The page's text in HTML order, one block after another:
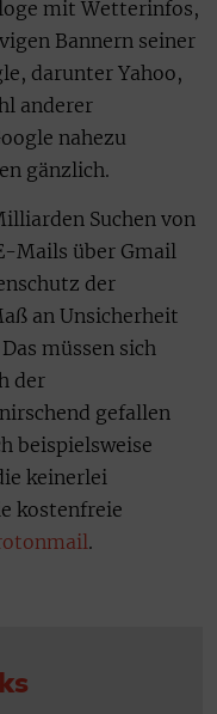
mit Wetterinfos,
Bannern seiner
darunter Yahoo,
anderer
nahezu
gänzlich.
Suchen von
Mails über Gmail
der
an Unsicherheit
müssen sich
der
gefallen
beispielsweise
keinerlei
kostenfreie
.